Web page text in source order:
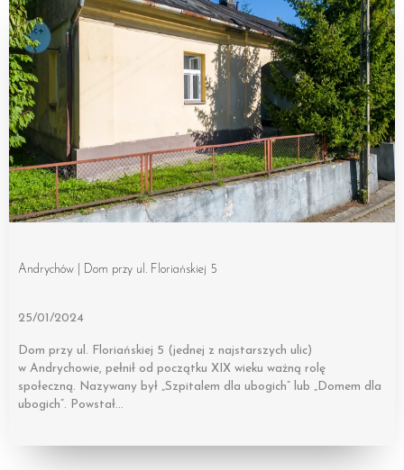
Andrychów | Dom przy ul. Floriańskiej 5
25/01/2024
Dom przy ul. Floriańskiej 5 (jednej z najstarszych ulic)
w Andrychowie, pełnił od początku XIX wieku ważną rolę
społeczną. Nazywany był „Szpitalem dla ubogich” lub „Domem dla
ubogich”. Powstał…